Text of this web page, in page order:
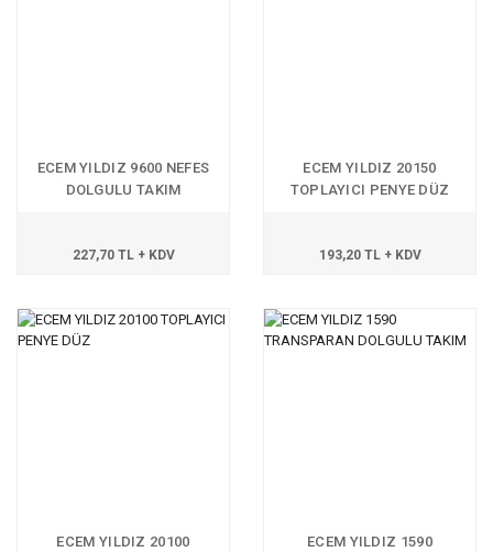
ECEM YILDIZ 9600 NEFES
DOLGULU TAKIM
227,70 TL + KDV
ECEM YILDIZ 20150
TOPLAYICI PENYE DÜZ
193,20 TL + KDV
ECEM YILDIZ 20100
ECEM YILDIZ 1590